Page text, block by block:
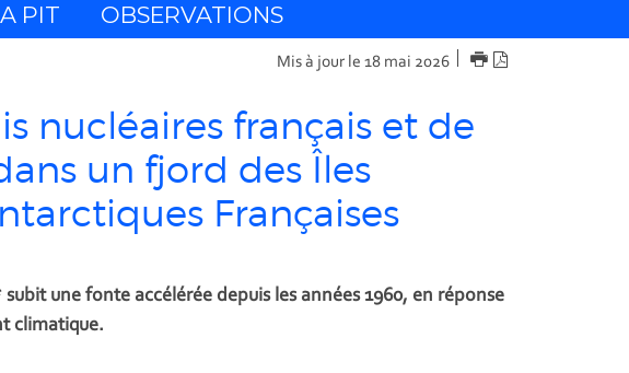
PIT OBSERVATIONS
Mis à jour le 18 mai 2026 IMPRIMER
nucléaires français et de
un fjord des Îles
Françaises
subit une fonte accélérée depuis les années 1960, en réponse
climatique.